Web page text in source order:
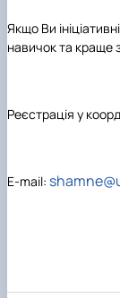
Якщо Ви
навичок та краще
Реєстрація у
E-mail: shamne@